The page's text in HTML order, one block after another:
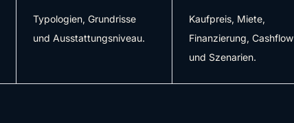
Typologien, Grundrisse
und Ausstattungsniveau.
Kaufpreis, Miete,
Finanzierung, Cashflow
und Szenarien.